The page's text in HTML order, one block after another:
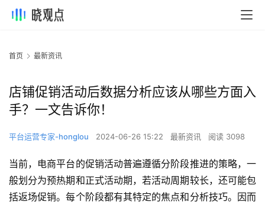
首页 最新资讯
店铺促销活动后数据分析应该从哪些方面入
手？一文告诉你！
平台运营专家-honglou 2024-06-26 15:22 最新资讯 阅读 3098
当前，电商平台的促销活动普遍遵循分阶段推进的策略，一
般划分为预热期和正式活动期，若活动周期较长，还可能包
括返场促销。每个阶段都有其特定的焦点和分析技巧。因而